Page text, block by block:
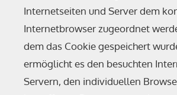
Internetseiten und Server dem
Internetbrowser zugeordnet
dem das Cookie gespeichert
ermöglicht es den besuchten
Servern, den individuellen